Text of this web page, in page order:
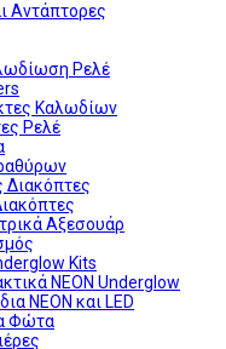
Αντάπτορες
Ρελέ
Καλωδίων
Ρελέ
Διακόπτες
Αξεσουάρ
Kits
NEON Underglow
NEON και LED
Φώτα